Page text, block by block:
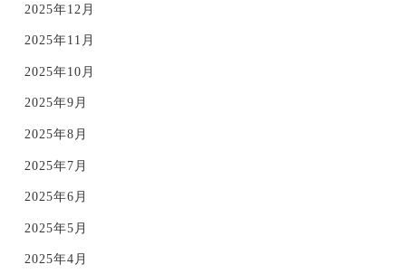
2025年12月
2025年11月
2025年10月
2025年9月
2025年8月
2025年7月
2025年6月
2025年5月
2025年4月